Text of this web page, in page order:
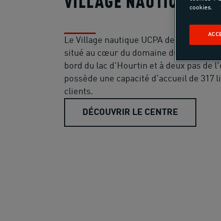
Le Village nautique UCPA de
situé au cœur du domaine du même
bord du lac d'Hourtin et à deux pas de
possède une capacité d'accueil de 317
clients.
DÉCOUVRIR LE CENTRE
cookies.